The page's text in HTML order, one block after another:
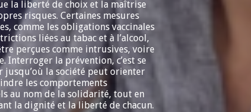
la liberté de choix et la maîtrise
risques. Certaines mesures
comme les obligations vaccinales
liées au tabac et à l’alcool,
perçues comme intrusives, voire
Interroger la prévention, c’est se
jusqu’où la société peut orienter
les comportements
au nom de la solidarité, tout en
la dignité et la liberté de chacun.